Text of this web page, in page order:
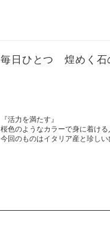
毎日ひとつ 煌めく
『活力を満たす』
桜色のようなカラーで身に着け
今回のものはイタリア産と珍しい